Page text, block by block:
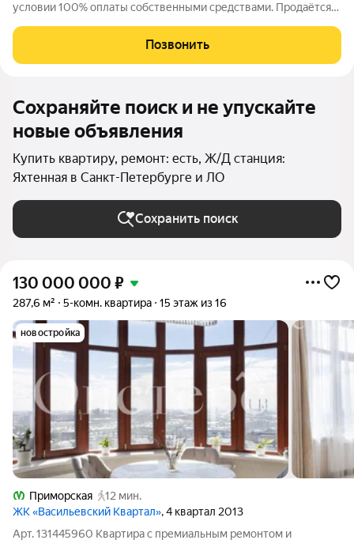
условии 100% оплаты собственными средствами. Продаётся
«РСТИ» (Росстройинвест). Квартира находится в 13 этажном
доме, в Корпус К8 - Тайм
Позвонить
Сохраняйте поиск и не упускайте
новые объявления
Купить квартиру, ремонт: есть, Ж/Д станция:
Яхтенная в Санкт-Петербурге и ЛО
Сохранить поиск
130 000 000 ₽
287,6 м² 5-комн. квартира 15 этаж из 16
новостройка
Приморская
12 мин.
ЖК «Васильевский Квартал», 4 квартал 2013
Арт. 131445960 Квартира с премиальным ремонтом и